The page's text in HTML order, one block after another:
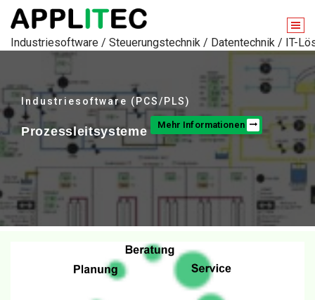
Industriesoftware / Steuerungstechnik / Datentechnik / IT-
Industriesoftware (PCS/PLS)
Prozessleitsysteme Mehr Informationen